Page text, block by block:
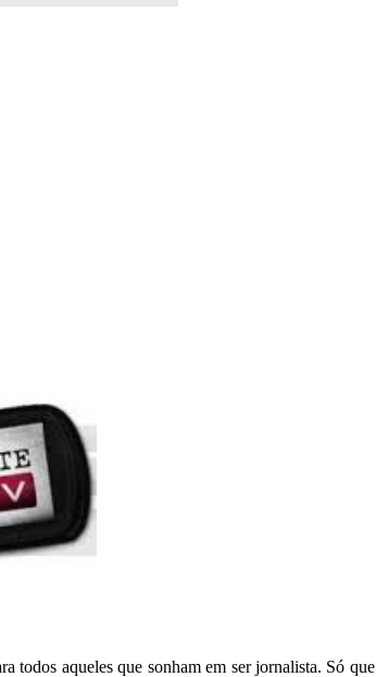
todos aqueles que sonham em ser jornalista. Só que